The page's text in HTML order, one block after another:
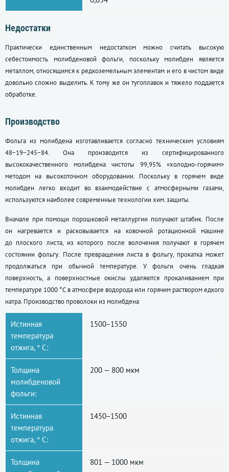
Недостатки
Практически единственным недостатком можно считать высокую
себестоимость молибденовой фольги, поскольку молибден является
металлом, относящимся к редкоземельным элементам и его в чистом виде
довольно сложно выделить. К тому же он тугоплавок и тяжело поддается
обработке.
Производство
Фольга из молибдена изготавливается согласно техническим условиям
48−19−245−84. Она производится из сертифицированного
высококачественного молибдена чистоты 99,95% «холодно-горячим»
методом на высокоточном оборудовании. Поскольку в горячем виде
молибден легко входит во взаимодействие с атмосферными газами,
используются наиболее современные технологии хим. защиты.
Вначале при помощи порошковой металлургии получают штабик. После
он нагревается и расковывается на ковочной ротационной машине
до плоского листа, из которого после волочения получают в горячем
состоянии фольгу. После превращения листа в фольгу, прокатка может
продолжаться при обычной температуре. У фольги очень гладкая
поверхность, а поверхностные окислы удаляются прокаливанием при
температуре 1000 °C в атмосфере водорода или горячим раствором едкого
натра. Производство проволоки из молибдена
Истинная
температура
отжига, ° С:
1500−1550
Толщина
молибденовой
фольги:
200 — 800 мкм
Истинная
температура
отжига, ° С:
1450−1500
Толщина
801 — 1000 мкм